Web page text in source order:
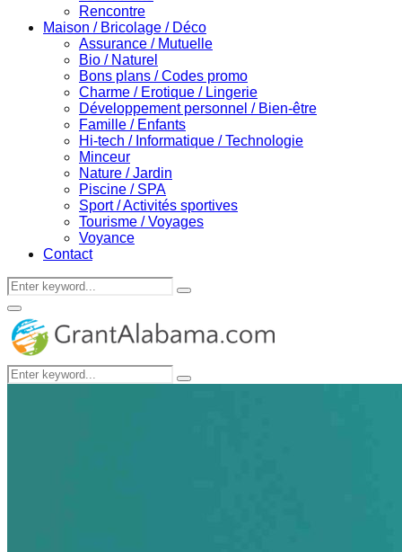
Rencontre
Maison / Bricolage / Déco
Assurance / Mutuelle
Bio / Naturel
Bons plans / Codes promo
Charme / Erotique / Lingerie
Développement personnel / Bien-être
Famille / Enfants
Hi-tech / Informatique / Technologie
Minceur
Nature / Jardin
Piscine / SPA
Sport / Activités sportives
Tourisme / Voyages
Voyance
Contact
Search
for:
Search
Primary
Menu
Search
for:
Search